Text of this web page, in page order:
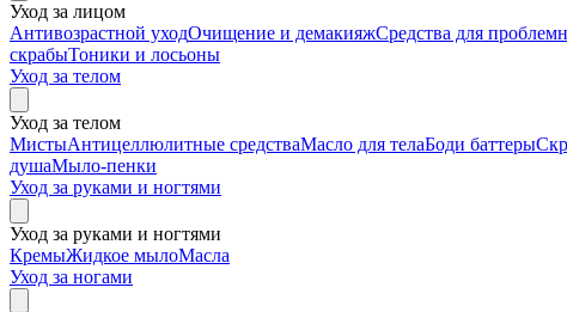
Уход за лицом
Антивозрастной уходОчищение и демакияжСредства для
скрабыТоники и лосьоны
Уход за телом
Уход за телом
МистыАнтицеллюлитные средстваМасло для телаБоди баттеры
душаМыло-пенки
Уход за руками и ногтями
Уход за руками и ногтями
КремыЖидкое мылоМасла
Уход за ногами